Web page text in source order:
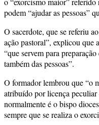
podem “ajudar as pessoas”
O sacerdote, que se referiu
ação pastoral”, explicou que
“que servem para
também das pessoas”.
O formador lembrou que “o
atribuído por licença
normalmente é o bispo
sempre que se realiza o